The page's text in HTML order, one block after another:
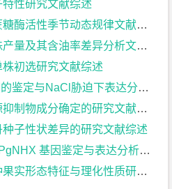
性研究文献综述
酶活性季节动态规律文献综述
及其含油率差异分析文献综述
初选研究文献综述
与NaCl胁迫下表达分析文献综述
制物成分确定的研究文献综述
子性状差异的研究文献综述
基因鉴定与表达分析文献综述
态特征与理化性质研究文献综述